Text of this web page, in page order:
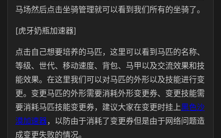
马场然后点击坐骑管理就可以看到我们所有的坐骑了。
[虎牙奶瓶加速器]
点击自己想要培养的马匹，这里可以看到马匹的名称、
等级、世代、移动速度、背包、马甲以及交流效果和技
能效果。在这里我们可以对马匹的外形以及技能进行变
更。变更马匹的外形需要消耗外形变更券、变更技能需
要消耗马匹技能变更券，建议大家在变更时挂上黑色沙
漠加速器，以防由于消耗了变更券但是由于网络问题造
成变更失败的情况。